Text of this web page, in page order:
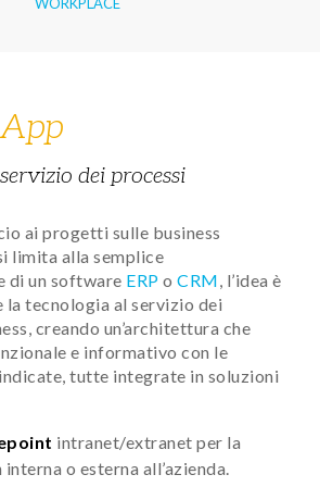
dei processi
ai progetti sulle business
limita alla semplice
di un software ERP oCRM, l’idea è
la tecnologia al servizio dei
creando un’architettura che
e informativo con le
tutte integrate in soluzioni
intranet/extranet per la
o esterna all’azienda.